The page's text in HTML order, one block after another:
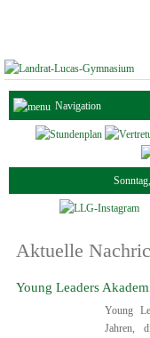
Navigation
Aktuelle
Young Leaders
Young
Jahren,